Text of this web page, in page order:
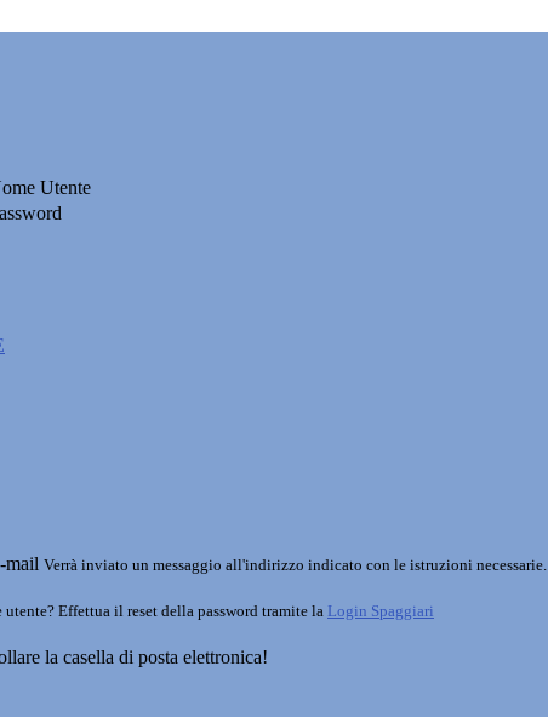
Utente
mail Verrà inviato un messaggio all'indirizzo indicato con le istruzioni necessarie.
Effettua il reset della password tramite la Login Spaggiari
la casella di posta elettronica!